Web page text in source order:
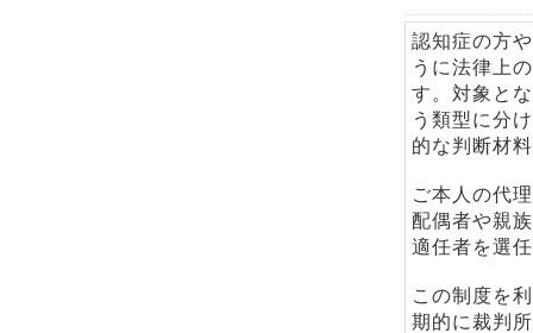
認知症の方
うに法律上
す。対象と
う類型に分
的な判断材
ご本人の代
配偶者や親
適任者を選
この制度を
期的に裁判